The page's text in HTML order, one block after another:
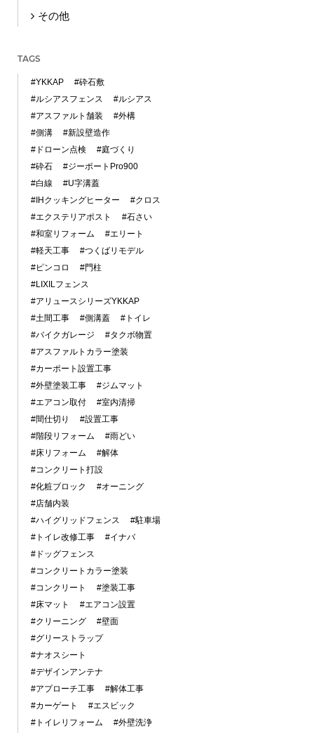
その他
TAGS
#YKKAP
#砕石敷
#ルシアスフェンス
#ルシアス
#アスファルト舗装
#外構
#側溝
#新設壁造作
#ドローン点検
#庭づくり
#砕石
#ジーポートPro900
#白線
#U字溝蓋
#IHクッキングヒーター
#クロス
#エクステリアポスト
#石さい
#和室リフォーム
#エリート
#軽天工事
#つくばリモデル
#ピンコロ
#門柱
#LIXILフェンス
#アリュースシリーズYKKAP
#土間工事
#側溝蓋
#トイレ
#バイクガレージ
#タクボ物置
#アスファルトカラー塗装
#カーポート設置工事
#外壁塗装工事
#ジムマット
#エアコン取付
#室内清掃
#間仕切り
#設置工事
#階段リフォーム
#雨どい
#床リフォーム
#解体
#コンクリート打設
#化粧ブロック
#オーニング
#店舗内装
#ハイグリッドフェンス
#駐車場
#トイレ改修工事
#イナバ
#ドッグフェンス
#コンクリートカラー塗装
#コンクリート
#塗装工事
#床マット
#エアコン設置
#クリーニング
#壁面
#グリーストラップ
#ナオスシート
#デザインアンテナ
#アプローチ工事
#解体工事
#カーゲート
#エスビック
#トイレリフォーム
#外壁洗浄